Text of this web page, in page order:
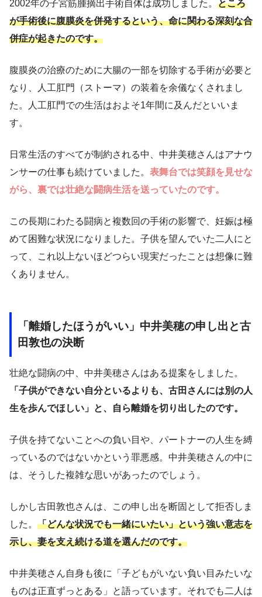
2002年の子宮筋腫摘出手術自体は成功しました。 ところ
が手術後に腹膜炎を併発するという、命に関わる深刻な合
併症が起きたのです。
腹膜炎の治療のために大腸の一部を切除する手術が必要と
なり、人工肛門（ストーマ）の装着を余儀なくされまし
た。人工肛門での生活はおよそ1年間に及んだといいま
す。
日常生活のすべてが制約される中、中井美穂さんはアナウ
ンサーの仕事も続けていました。 表舞台では笑顔を見せな
がら、裏では壮絶な闘病生活を送っていたのです。
この長期にわたる闘病と複数回の手術の影響で、妊娠は極
めて困難な状況になりました。子供を望んでいた二人にと
って、これ以上ないほどつらい現実だったことは想像に難
くありません。
「離婚したほうがいい」中井美穂の申し出と古
田敦也の決断
壮絶な闘病の中、中井美穂さんはある提案をしました。
「子供ができない自分といるよりも、古田さんには別の人
生を歩んでほしい」と、自ら離婚を切り出したのです。
子供を持てないことへの負い目や、パートナーの人生を縛
っているのではないかという罪悪感。中井美穂さんの中に
は、そうした複雑な思いがあったのでしょう。
しかし古田敦也さんは、この申し出を断固として拒否しま
した。 「どんな状況でも一緒にいたい」という強い意志を
示し、妻を支え続ける道を選んだのです。
中井美穂さん自身も後に「子どもがいない負い目みたいな
ものは正直ずっとある」と語っています。それでも二人は